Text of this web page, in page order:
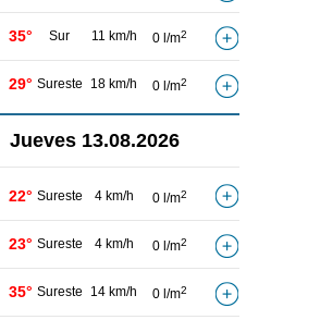
35° Sur 11 km/h 0 l/m2
29° Sureste 18 km/h 0 l/m2
Jueves 13.08.2026
22° Sureste 4 km/h 0 l/m2
23° Sureste 4 km/h 0 l/m2
35° Sureste 14 km/h 0 l/m2